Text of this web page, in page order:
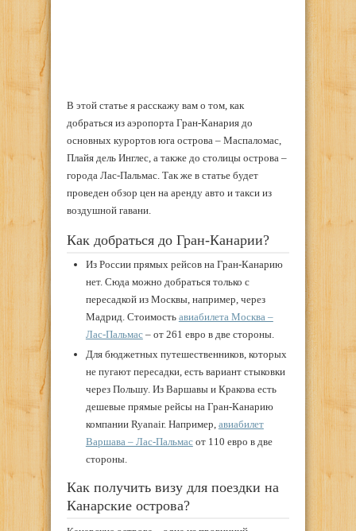
В этой статье я расскажу вам о том, как
добраться из аэропорта Гран-Канария до
основных курортов юга острова – Маспаломас,
Плайя дель Инглес, а также до столицы острова –
города Лас-Пальмас. Так же в статье будет
проведен обзор цен на аренду авто и такси из
воздушной гавани.
Как добраться до Гран-Канарии?
Из России прямых рейсов на Гран-Канарию
нет. Сюда можно добраться только с
пересадкой из Москвы, например, через
Мадрид. Стоимость авиабилета Москва –
Лас-Пальмас– от 261 евро в две стороны.
Для бюджетных путешественников, которых
не пугают пересадки, есть вариант стыковки
через Польшу. Из Варшавы и Кракова есть
дешевые прямые рейсы на Гран-Канарию
компании Ryanair. Например, авиабилет
Варшава – Лас-Пальмасот 110 евро в две
стороны.
Как получить визу для поездки на
Канарские острова?